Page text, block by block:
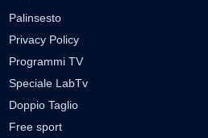
Palinsesto
Privacy Policy
Programmi TV
Speciale LabTv
Doppio Taglio
Free sport